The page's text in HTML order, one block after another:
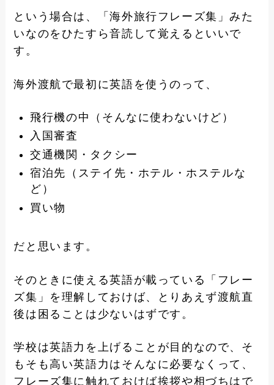
という場合は、「海外旅行フレーズ集」みた
いなのをひたすら音読して覚えるといいで
す。
海外渡航で最初に英語を使うのって、
飛行機の中（そんなに使わないけど）
入国審査
交通機関・タクシー
宿泊先（ステイ先・ホテル・ホステルな
ど）
買い物
だと思います。
そのときに使える英語が載っている「フレー
ズ集」を理解しておけば、とりあえず渡航直
後は困ることは少ないはずです。
学校は英語力を上げることが目的なので、そ
もそも高い英語力はそんなに必要なくって、
フレーズ集に触れておけば挨拶や相づちはで